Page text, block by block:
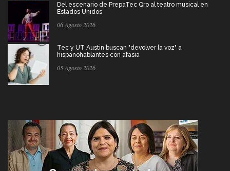
Del escenario de PrepaTec Qro al teatro musical en
Estados Unidos
06 Agosto 2026
Tec y UT Austin buscan "devolver la voz" a
hispanohablantes con afasia
05 Agosto 2026